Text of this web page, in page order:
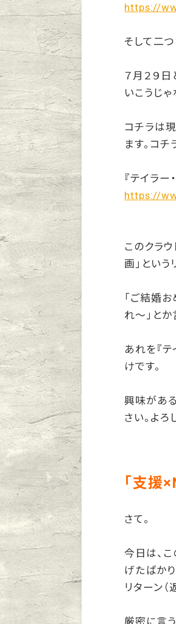
https://
そして二
７月２９
いこうじゃ
コチラは現
ます。コ
『テイラー
https://
このクラ
画」という
「ご結婚
れ〜」とか
あれを『
けです。
興味がある
さい。よろ
「支援
さて。
今日は、
げたばかり
リターン（
厳密に言